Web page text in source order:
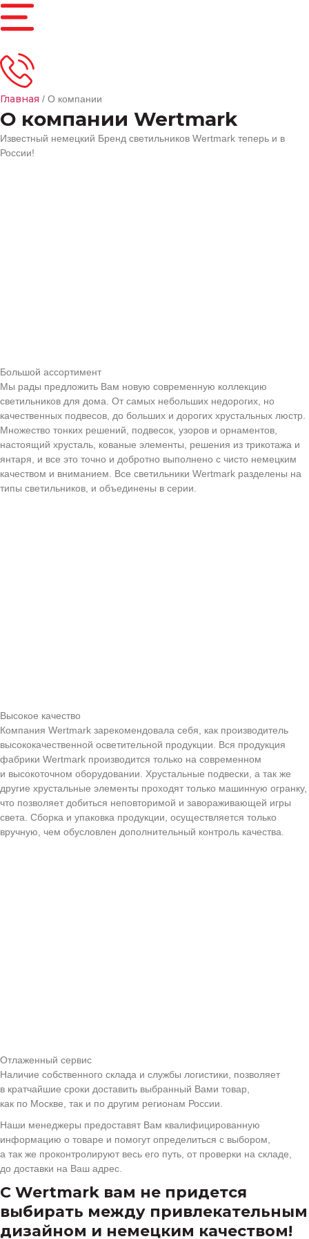
Главная / О компании
О компании Wertmark
Известный немецкий Бренд светильников Wertmark теперь и в
России!
Большой ассортимент
Мы рады предложить Вам новую современную коллекцию
светильников для дома. От самых небольших недорогих, но
качественных подвесов, до больших и дорогих хрустальных люстр.
Множество тонких решений, подвесок, узоров и орнаментов,
настоящий хрусталь, кованые элементы, решения из трикотажа и
янтаря, и все это точно и добротно выполнено с чисто немецким
качеством и вниманием. Все светильники Wertmark разделены на
типы светильников, и объединены в серии.
Высокое качество
Компания Wertmark зарекомендовала себя, как производитель
высококачественной осветительной продукции. Вся продукция
фабрики Wertmark производится только на современном
и высокоточном оборудовании. Хрустальные подвески, а так же
другие хрустальные элементы проходят только машинную огранку,
что позволяет добиться неповторимой и завораживающей игры
света. Сборка и упаковка продукции, осуществляется только
вручную, чем обусловлен дополнительный контроль качества.
Отлаженный сервис
Наличие собственного склада и службы логистики, позволяет
в кратчайшие сроки доставить выбранный Вами товар,
как по Москве, так и по другим регионам России.
Наши менеджеры предоставят Вам квалифицированную
информацию о товаре и помогут определиться с выбором,
а так же проконтролируют весь его путь, от проверки на складе,
до доставки на Ваш адрес.
С Wertmark вам не придется
выбирать между привлекательным
дизайном и немецким качеством!